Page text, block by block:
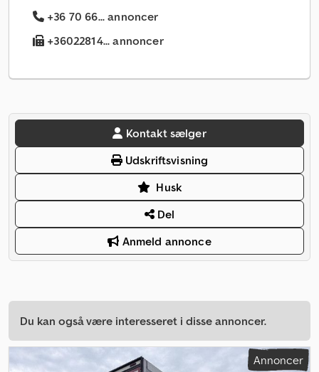
+36 70 66... annoncer
+36022814... annoncer
Kontakt sælger
Udskriftsvisning
Husk
Del
Anmeld annonce
Du kan også være interesseret i disse annoncer.
Annoncer